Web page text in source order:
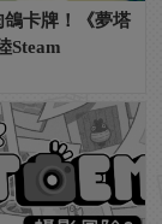
卡牌！《夢塔
Steam